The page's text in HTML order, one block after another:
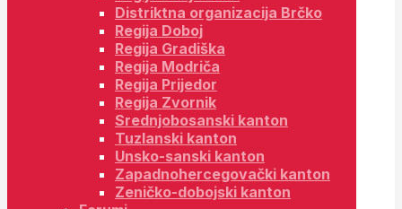
Distriktna organizacija Brčko
Regija Doboj
Regija Gradiška
Regija Modriča
Regija Prijedor
Regija Zvornik
Srednjobosanski kanton
Tuzlanski kanton
Unsko-sanski kanton
Zapadnohercegovački kanton
Zeničko-dobojski kanton